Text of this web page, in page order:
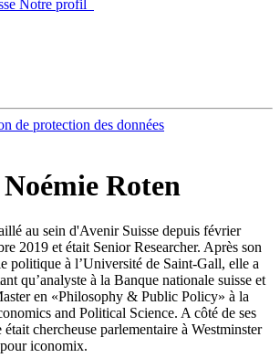
Notre profil
de protection des données
Noémie Roten
au sein d'Avenir Suisse depuis février
2019 et était Senior Researcher. Après son
politique à l’Université de Saint-Gall, elle a
qu’analyste à la Banque nationale suisse et
en «Philosophy & Public Policy» à la
and Political Science. A côté de ses
était chercheuse parlementaire à Westminster
iconomix.